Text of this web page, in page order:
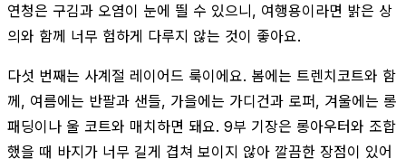
연청은 구김과 오염이 눈에 띌 수 있으니, 여행용이라면 밝은 상
의와 함께 너무 험하게 다루지 않는 것이 좋아요.
다섯 번째는 사계절 레이어드 룩이에요. 봄에는 트렌치코트와 함
께, 여름에는 반팔과 샌들, 가을에는 가디건과 로퍼, 겨울에는 롱
패딩이나 울 코트와 매치하면 돼요. 9부 기장은 롱아우터와 조합
했을 때 바지가 너무 길게 겹쳐 보이지 않아 깔끔한 장점이 있어